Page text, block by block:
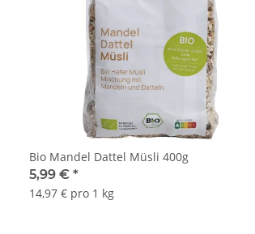
Bio Mandel Dattel Müsli 400g
5,99 € *
14,97 € pro 1 kg